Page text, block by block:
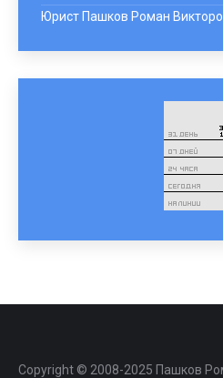
Юрист Пашков Роман
Copyright © 2008-2025 Пашков